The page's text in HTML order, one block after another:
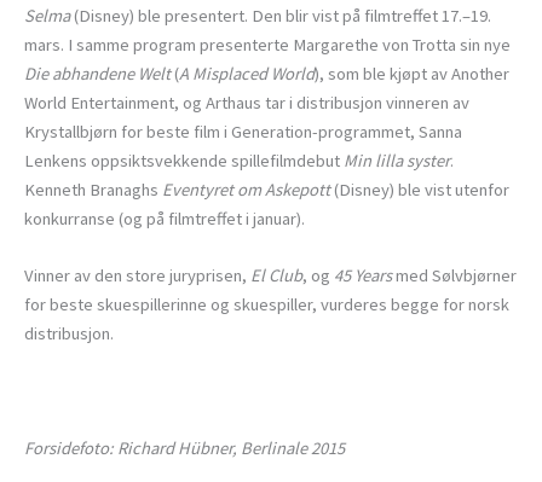
Selma(Disney) ble presentert. Den blir vist på filmtreffet 17.–19.
mars. I samme program presenterte Margarethe von Trotta sin nye
Die abhandene Welt(A Misplaced World), som ble kjøpt av Another
World Entertainment, og Arthaus tar i distribusjon vinneren av
Krystallbjørn for beste film i Generation-programmet, Sanna
Lenkens oppsiktsvekkende spillefilmdebut Min lilla syster.
Kenneth Branaghs Eventyret om Askepott(Disney) ble vist utenfor
konkurranse (og på filmtreffet i januar).
Vinner av den store juryprisen, El Club, og 45 Yearsmed Sølvbjørner
for beste skuespillerinne og skuespiller, vurderes begge for norsk
distribusjon.
Forsidefoto: Richard Hübner, Berlinale 2015